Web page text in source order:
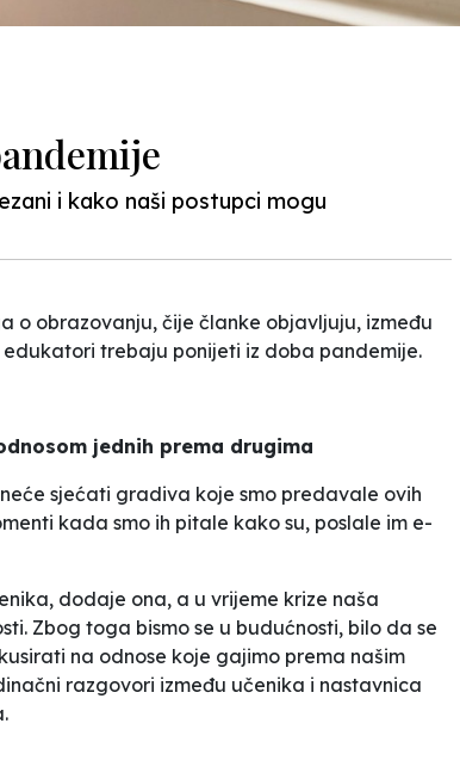
i kako naši postupci mogu
o obrazovanju, čije članke objavljuju, između
trebaju ponijeti iz doba pandemije.
jednih prema drugima
sjećati gradiva koje smo predavale ovih
kada smo ih pitale kako su, poslale im e-
, dodaje ona, a u vrijeme krize naša
Zbog toga bismo se u budućnosti, bilo da se
na odnose koje gajimo prema našim
razgovori između učenika i nastavnica